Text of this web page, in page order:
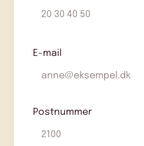
E-mail
Postnummer